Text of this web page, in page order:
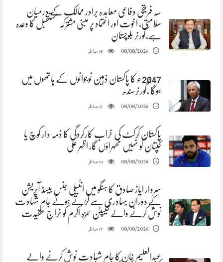
سہ فریقی دفاعی معاہد ہ برادر ممالک کے درمیان
سلامتی، اخوت اور اعتماد پر مبنی مشترکہ مستقبل کا وعدہ
ہے،گورنر بلوچستان
08/08/2026
18مناظر
2047ء کا پاکستان ذہین نوجوانوں کے ہاتھوں میں
ہوگا ،گورنرسندھ
08/08/2026
21مناظر
پاکستان کرکٹ کی خراب کارکردگی کا ذمہ دار کوچ یا
کپتان کو نہیں ٹھہراؤں گا، اظہر علی
08/08/2026
18مناظر
سردار ایاز صادق کا ہنگو میں انٹیلی جنس بیسڈ آپریشن
کے دوران بہادری سے لڑتے ہوئے جامِ شہادت
نوش کرنے والے کیپٹن حمزہ اکرم کو خراجِ عقیدت
08/08/2026
17مناظر
عبدالعلیم خان کا جام شہادت نوش کرنے والے